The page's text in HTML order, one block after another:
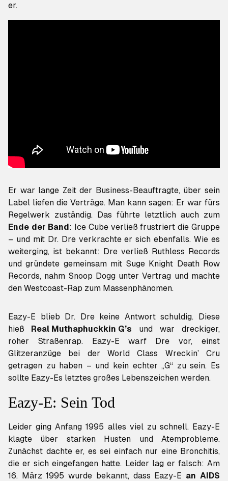
er.
Er war lange Zeit der Business-Beauftragte, über sein
Label liefen die Verträge. Man kann sagen: Er war fürs
Regelwerk zuständig. Das führte letztlich auch zum
Ende der Band: Ice Cube verließ frustriert die Gruppe
– und mit Dr. Dre verkrachte er sich ebenfalls. Wie es
weiterging, ist bekannt: Dre verließ Ruthless Records
und gründete gemeinsam mit Suge Knight Death Row
Records, nahm Snoop Dogg unter Vertrag und machte
den Westcoast-Rap zum Massenphänomen.
Eazy-E blieb Dr. Dre keine Antwort schuldig. Diese
hieß Real Muthaphuckkin G’s und war dreckiger,
roher Straßenrap. Eazy-E warf Dre vor, einst
Glitzeranzüge bei der World Class Wreckin’ Cru
getragen zu haben – und kein echter „G“ zu sein. Es
sollte Eazy-Es letztes großes Lebenszeichen werden.
Eazy-E: Sein Tod
Leider ging Anfang 1995 alles viel zu schnell. Eazy-E
klagte über starken Husten und Atemprobleme.
Zunächst dachte er, es sei einfach nur eine Bronchitis,
die er sich eingefangen hatte. Leider lag er falsch: Am
16. März 1995 wurde bekannt, dass Eazy-E an AIDS